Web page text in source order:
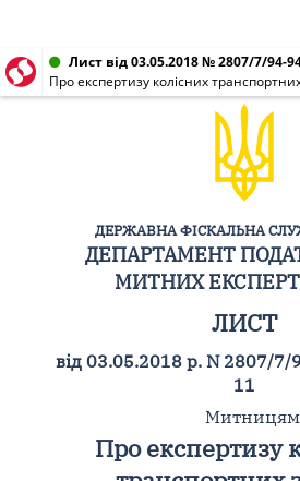
Про експертизу колісних
ДЕРЖАВНА ФІСКАЛЬНА
ДЕПАРТАМЕНТ
МИТНИХ
ЛИСТ
від 03.05.2018 р. N 2807/
11
Про експертизу